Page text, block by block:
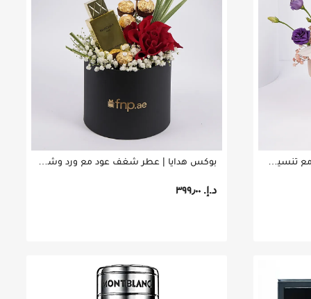
ساعة دانيال ويلينغتون كلاسيك مع تنسيق ورد للرجال
د.إ.‏ ٣٩٩٫٠٠